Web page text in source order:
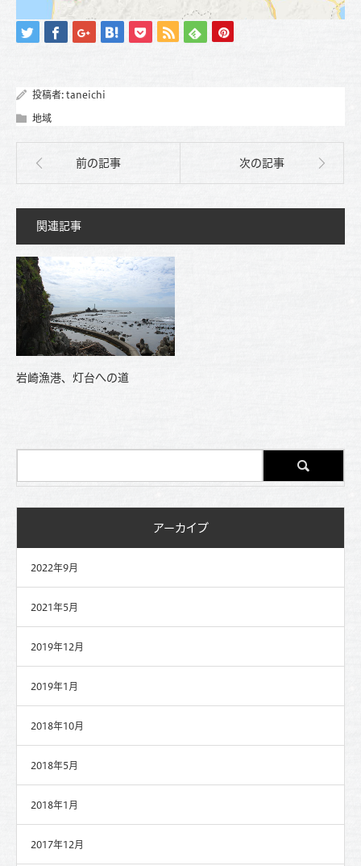
投稿者: taneichi
地域
前の記事 次の記事
関連記事
岩崎漁港、灯台への道
アーカイブ
2022年9月
2021年5月
2019年12月
2019年1月
2018年10月
2018年5月
2018年1月
2017年12月